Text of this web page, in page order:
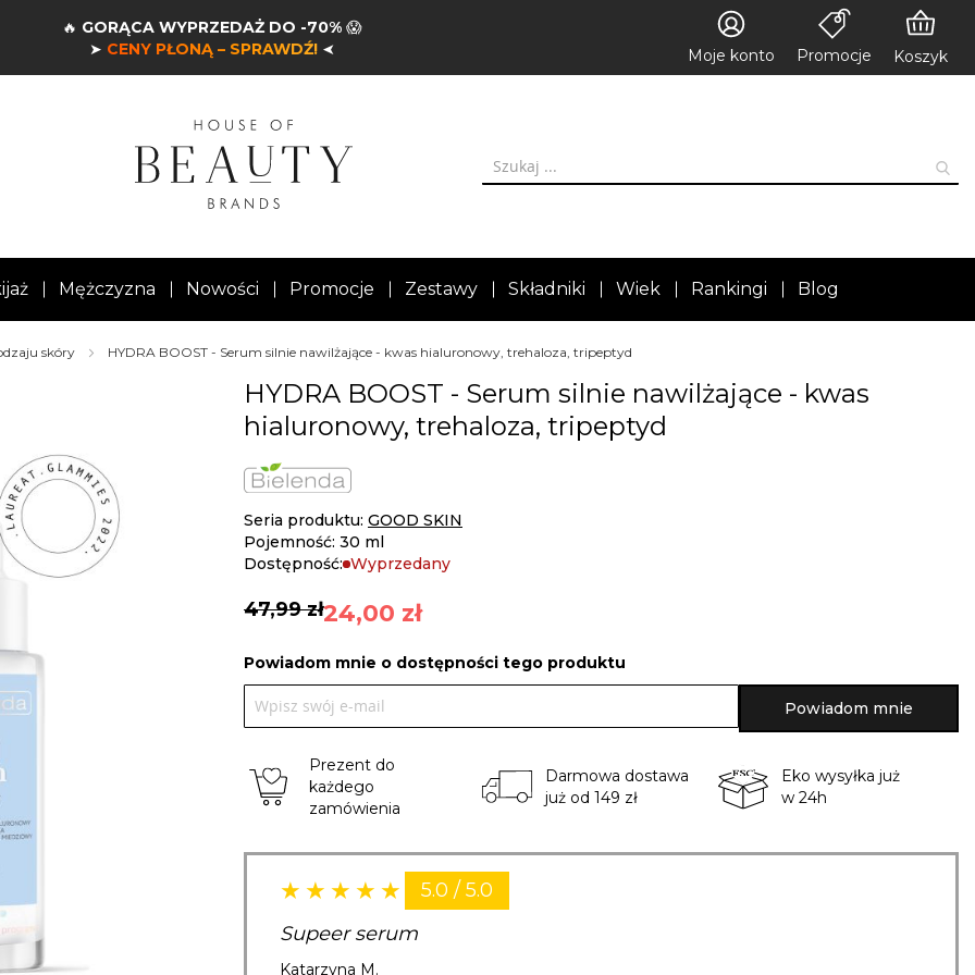
🔥 GORĄCA WYPRZEDAŻ DO -70%😱
➤ CENY PŁONĄ – SPRAWDŹ! ➤ Moje konto Promocje Koszyk
Mężczyzna Nowości Promocje Zestawy Składniki Wiek Rankingi Blog
skóry HYDRA BOOST - Serum silnie nawilżające - kwas hialuronowy, trehaloza, tripeptyd
HYDRA BOOST - Serum silnie nawilżające - kwas
hialuronowy, trehaloza, tripeptyd
Seria produktu: GOOD SKIN
Pojemność: 30 ml
Dostępność: Wyprzedany
24,00 zł
47,99 zł
Powiadom mnie o dostępności tego produktu
Powiadom mnie
Prezent do
każdego
zamówienia
Darmowa dostawa
już od 149 zł
Eko wysyłka już
w 24h
5.0 / 5.0
Supeer serum
Katarzyna M.